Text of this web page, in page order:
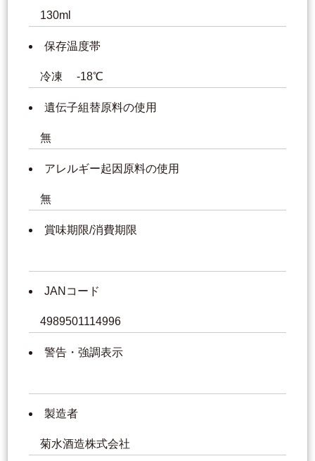
130ml
保存温度帯
冷凍 -18℃
遺伝子組替原料の使用
無
アレルギー起因原料の使用
無
賞味期限/消費期限
JANコード
4989501114996
警告・強調表示
製造者
菊水酒造株式会社